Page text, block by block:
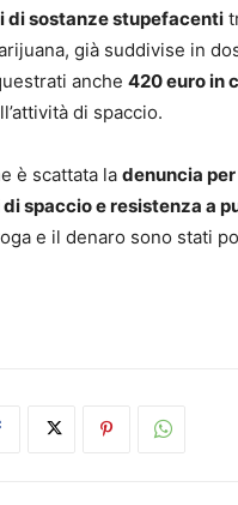
di sostanze stupefacenti
già suddivise in
anche 420 euro in
di spaccio.
è scattata la denuncia
spaccio e resistenza a
e il denaro sono stati